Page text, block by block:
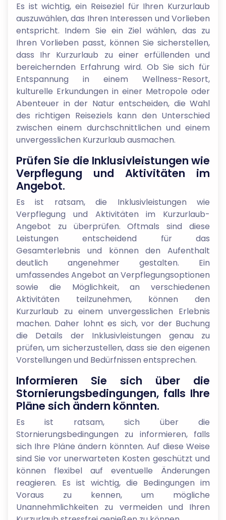
Es ist wichtig, ein Reiseziel für Ihren Kurzurlaub
auszuwählen, das Ihren Interessen und Vorlieben
entspricht. Indem Sie ein Ziel wählen, das zu
Ihren Vorlieben passt, können Sie sicherstellen,
dass Ihr Kurzurlaub zu einer erfüllenden und
bereichernden Erfahrung wird. Ob Sie sich für
Entspannung in einem Wellness-Resort,
kulturelle Erkundungen in einer Metropole oder
Abenteuer in der Natur entscheiden, die Wahl
des richtigen Reiseziels kann den Unterschied
zwischen einem durchschnittlichen und einem
unvergesslichen Kurzurlaub ausmachen.
Prüfen Sie die Inklusivleistungen wie
Verpflegung und Aktivitäten im
Angebot.
Es ist ratsam, die Inklusivleistungen wie
Verpflegung und Aktivitäten im Kurzurlaub-
Angebot zu überprüfen. Oftmals sind diese
Leistungen entscheidend für das
Gesamterlebnis und können den Aufenthalt
deutlich angenehmer gestalten. Ein
umfassendes Angebot an Verpflegungsoptionen
sowie die Möglichkeit, an verschiedenen
Aktivitäten teilzunehmen, können den
Kurzurlaub zu einem unvergesslichen Erlebnis
machen. Daher lohnt es sich, vor der Buchung
die Details der Inklusivleistungen genau zu
prüfen, um sicherzustellen, dass sie den eigenen
Vorstellungen und Bedürfnissen entsprechen.
Informieren Sie sich über die
Stornierungsbedingungen, falls Ihre
Pläne sich ändern könnten.
Es ist ratsam, sich über die
Stornierungsbedingungen zu informieren, falls
sich Ihre Pläne ändern könnten. Auf diese Weise
sind Sie vor unerwarteten Kosten geschützt und
können flexibel auf eventuelle Änderungen
reagieren. Es ist wichtig, die Bedingungen im
Voraus zu kennen, um mögliche
Unannehmlichkeiten zu vermeiden und Ihren